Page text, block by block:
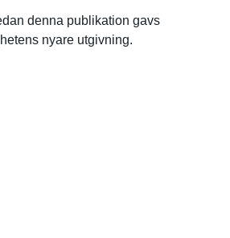
denna publikatio­n gavs
nyare utgivning.